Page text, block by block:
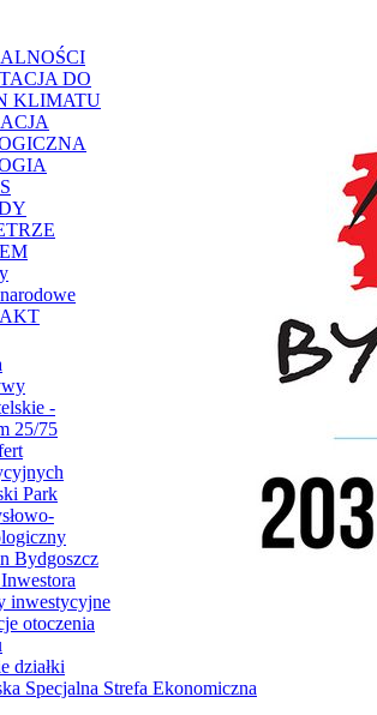
DO
KLIMATU
-
25/75
Park
Bydgoszcz
inwestycyjne
otoczenia
działki
Specjalna Strefa Ekonomiczna